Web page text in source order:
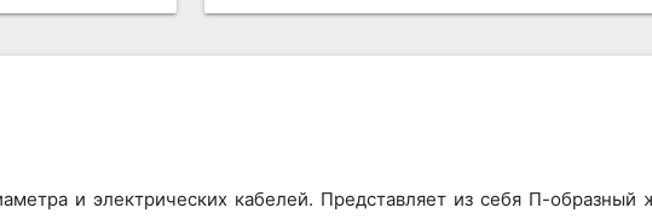
и электрических кабелей. Представляет из себя П-